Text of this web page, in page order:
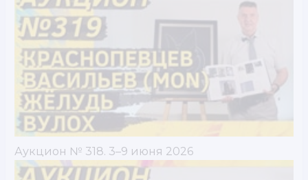
Аукцион № 318. 3–9 июня 2026